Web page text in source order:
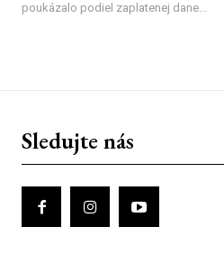
poukázalo podiel zaplatenej dane...
Sledujte nás